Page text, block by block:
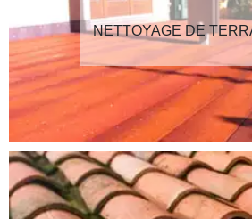
NETTOYAGE DE